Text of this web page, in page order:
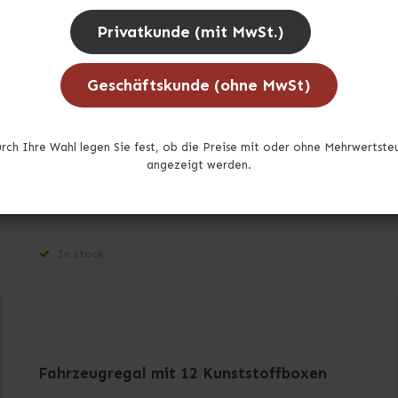
Privatkunde (mit MwSt.)
Geschäftskunde (ohne MwSt)
Ihre Wahl legen Sie fest, ob die Preise mit oder ohne
angezeigt werden.
20 x Muttern M6
2 x Weinkelhalterunge für einbau aus
Abschlussplatten
16 x Blindniet für Weinkelhalterunge
In stock
Fahrzeugregal mit 12 Kunststoffboxen